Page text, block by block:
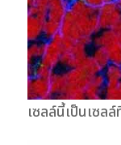
เซลล์นี้เป็นเซ